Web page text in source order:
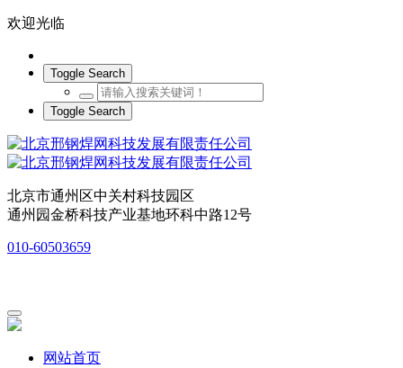
欢迎光临
Toggle Search
Toggle Search
北京市通州区中关村科技园区
通州园金桥科技产业基地环科中路12号
010-60503659
网站首页